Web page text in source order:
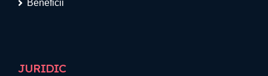
Beneficii
JURIDIC